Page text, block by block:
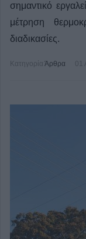
σημαντικό
μέτρηση
διαδικασίες.
Κατηγορία Άρθρα